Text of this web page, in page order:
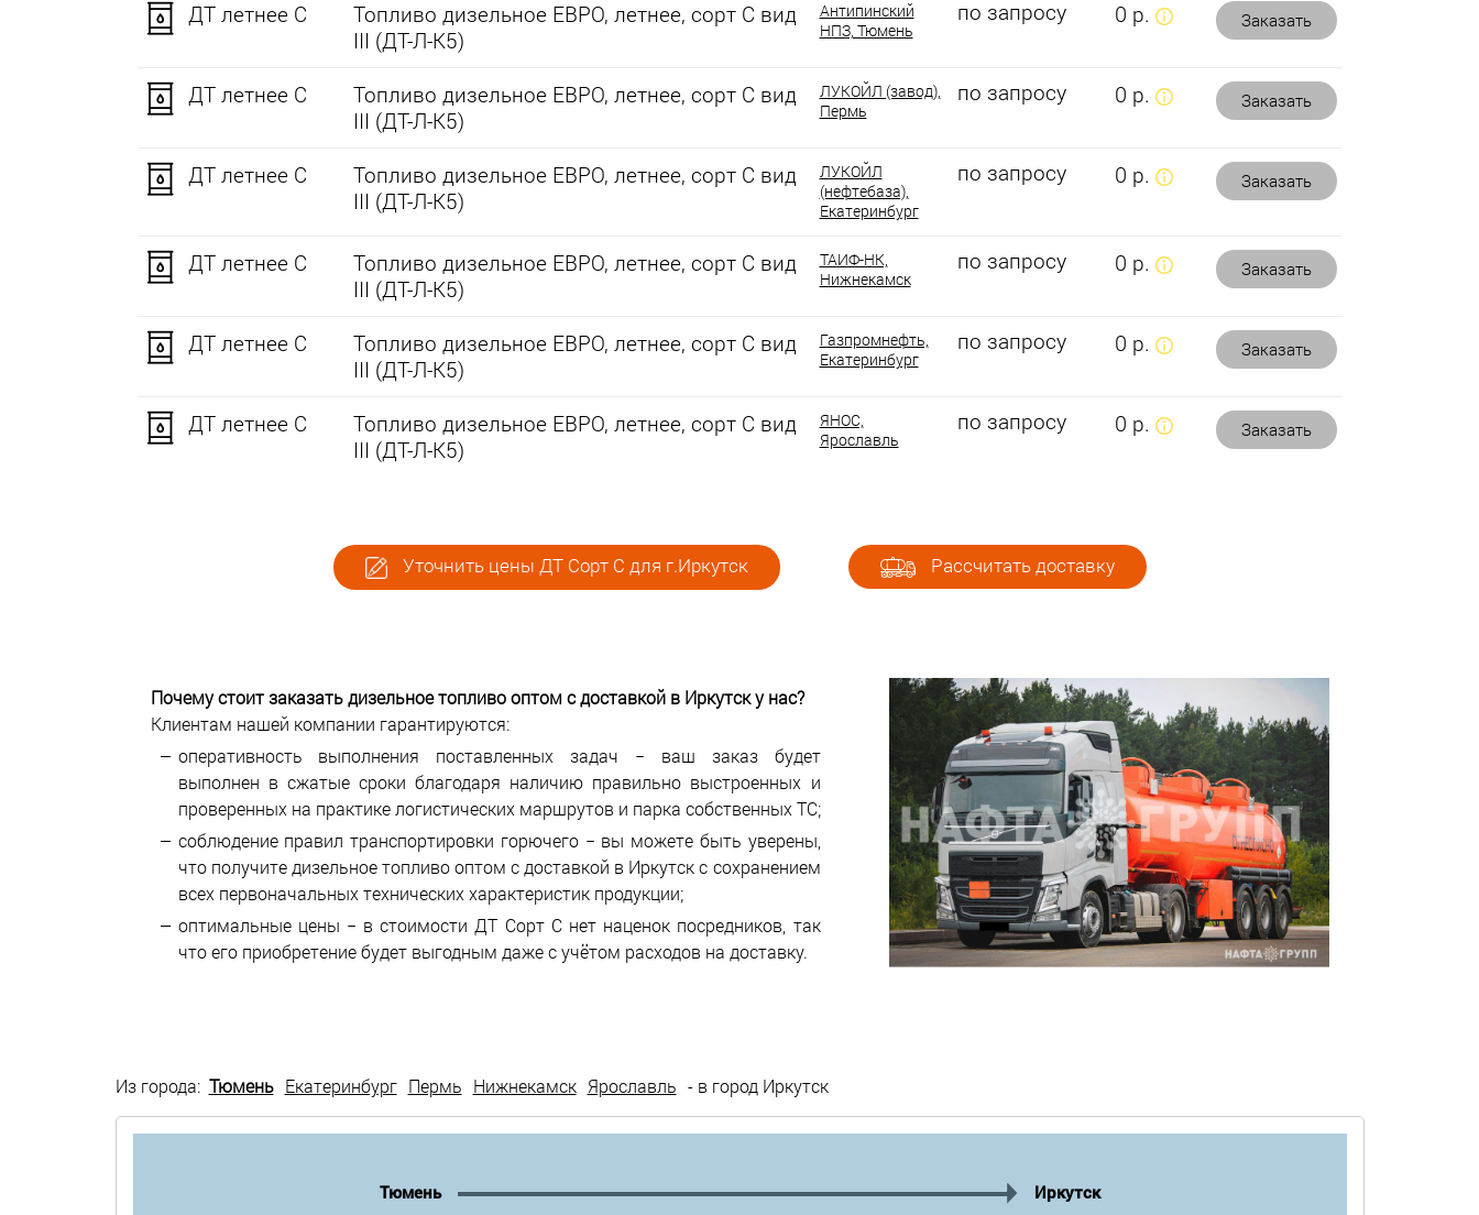
ДТ летнее C
Топливо дизельное ЕВРО, летнее, сорт С вид
III (ДТ-Л-К5)
Антипинский
НПЗ, Тюмень
по запросу 0 р. Заказать
ДТ летнее C
Топливо дизельное ЕВРО, летнее, сорт С вид
III (ДТ-Л-К5)
ЛУКОЙЛ (завод),
Пермь
по запросу 0 р. Заказать
ДТ летнее C
Топливо дизельное ЕВРО, летнее, сорт С вид
III (ДТ-Л-К5)
ЛУКОЙЛ
(нефтебаза),
Екатеринбург
по запросу 0 р. Заказать
ДТ летнее C
Топливо дизельное ЕВРО, летнее, сорт С вид
III (ДТ-Л-К5)
ТАИФ-НК,
Нижнекамск
по запросу 0 р. Заказать
ДТ летнее C
Топливо дизельное ЕВРО, летнее, сорт С вид
III (ДТ-Л-К5)
Газпромнефть,
Екатеринбург
по запросу 0 р. Заказать
ДТ летнее C
Топливо дизельное ЕВРО, летнее, сорт С вид
III (ДТ-Л-К5)
ЯНОС,
Ярославль
по запросу 0 р. Заказать
Уточнить цены ДТ Сорт С для г.Иркутск Рассчитать доставку
Почему стоит заказать дизельное топливо оптом с доставкой в Иркутск у нас?
Клиентам нашей компании гарантируются:
оперативность выполнения поставленных задач − ваш заказ будет
выполнен в сжатые сроки благодаря наличию правильно выстроенных и
проверенных на практике логистических маршрутов и парка собственных ТС;
соблюдение правил транспортировки горючего − вы можете быть уверены,
что получите дизельное топливо оптом с доставкой в Иркутск с сохранением
всех первоначальных технических характеристик продукции;
оптимальные цены − в стоимости ДТ Сорт С нет наценок посредников, так
что его приобретение будет выгодным даже с учётом расходов на доставку.
Из города: Тюмень Екатеринбург Пермь Нижнекамск Ярославль - в город Иркутск
Тюмень Иркутск